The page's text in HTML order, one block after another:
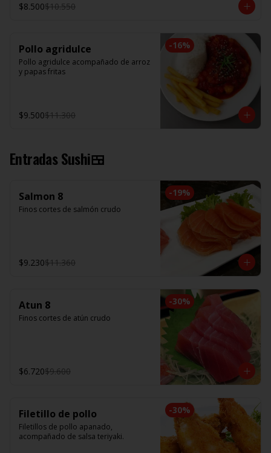
$8.500$10.550
-16%
Pollo agridulce
Pollo agridulce acompañado de arroz
y papas fritas
$9.500$11.300
Entradas Sushi🍱
-19%
Salmon 8
Finos cortes de salmón crudo
$9.230$11.360
-30%
Atun 8
Finos cortes de atún crudo
$6.720$9.600
-30%
Filetillo de pollo
Filetillos de pollo apanado,
acompañado de salsa teriyaki.